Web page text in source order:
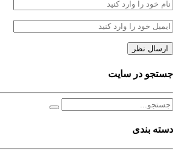
جستجو در سایت
دسته بندی